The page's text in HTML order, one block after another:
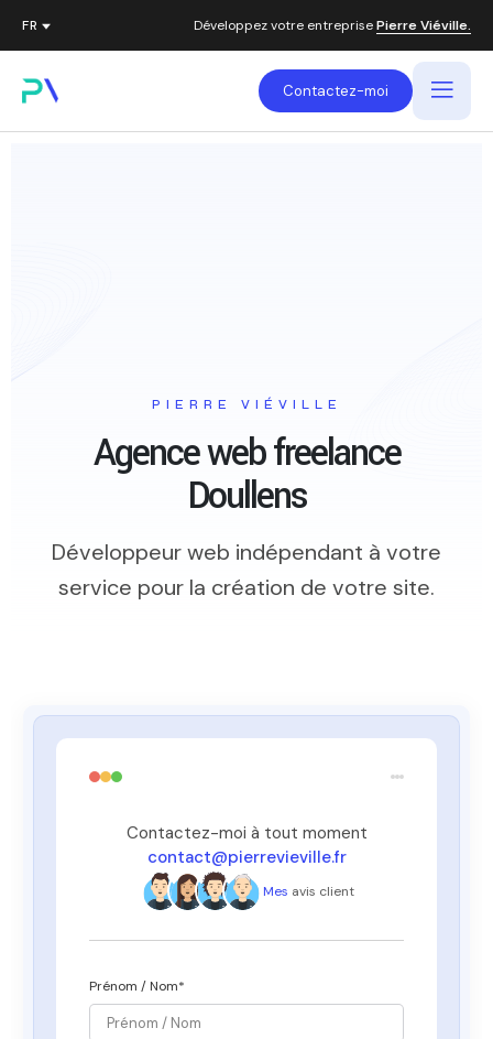
Développez votre entreprisePierre Viéville.
Contactez-moi
PIERRE VIÉVILLE
Agence web freelance
Doullens
Développeur web indépendant à votre
service pour la création de votre site.
Contactez-moi à tout moment
contact@pierrevieville.fr
Mes avis client
Prénom / Nom*